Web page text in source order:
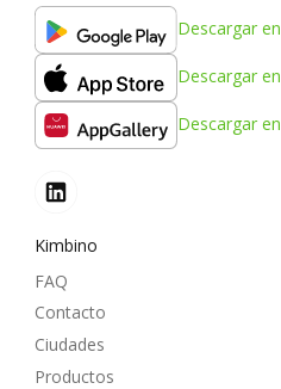
Descargar en
Descargar en
Descargar en
Kimbino
FAQ
Contacto
Ciudades
Productos